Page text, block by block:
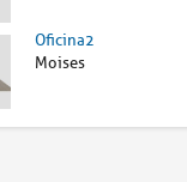
Oficina2
Moises